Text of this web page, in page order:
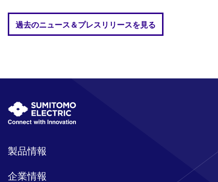
過去のニュース＆プレスリリースを見る
製品情報
企業情報